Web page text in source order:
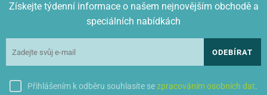
Získejte týdenní informace o našem nejnovějším obchodě a
speciálních nabídkách
ODEBÍRAT
Přihlášením k odběru souhlasíte sezpracováním osobních dat.